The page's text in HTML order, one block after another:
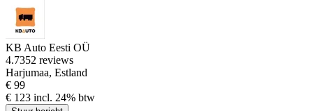
KB Auto Eesti OÜ
4.7352 reviews
Harjumaa, Estland
€ 99
€ 123 incl. 24% btw